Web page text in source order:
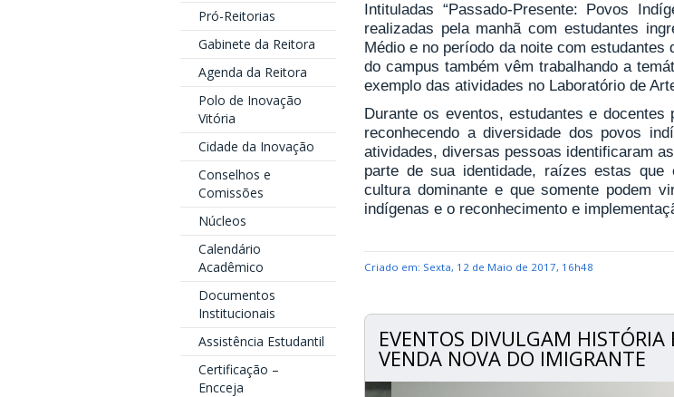
Pró-Reitorias
Gabinete da Reitora
Agenda da Reitora
Polo de Inovação
Vitória
Cidade da Inovação
Conselhos e
Comissões
Núcleos
Calendário
Acadêmico
Documentos
Institucionais
Assistência Estudantil
Certificação –
Encceja
Intituladas “Passado-Presente: Povos
realizadas pela manhã com estudantes
Médio e no período da noite com
do campus também vêm trabalhando a
exemplo das atividades no Laboratório de
Durante os eventos, estudantes e
reconhecendo a diversidade dos povos
atividades, diversas pessoas identificaram
parte de sua identidade, raízes estas
cultura dominante e que somente podem
indígenas e o reconhecimento e
Criado em: Sexta, 12 de Maio de 2017, 16h48
EVENTOS DIVULGAM
VENDA NOVA DO IMIGRANTE